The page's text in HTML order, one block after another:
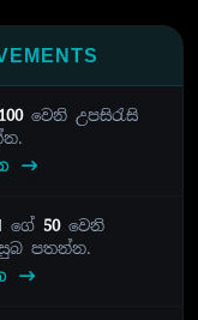
100වෙනි උපසිරැසි
ගේ 50වෙනි
පතන්න.